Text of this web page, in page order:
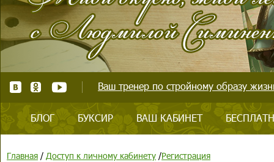
Ваш тренер по стройному образу
БЛОГ БУКСИР ВАШ КАБИНЕТ
Главная / Доступ к личному кабинету /Регистрация